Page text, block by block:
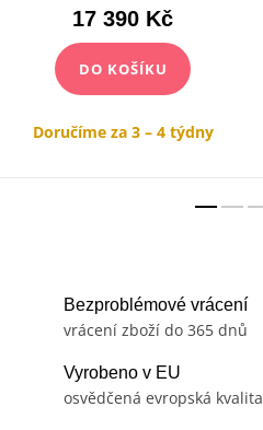
17 390 Kč
DO KOŠÍKU
Doručíme za 3 – 4 týdny
Bezproblémové vrácení
vrácení zboží do 365 dnů
Vyrobeno v EU
osvědčená evropská kvalita